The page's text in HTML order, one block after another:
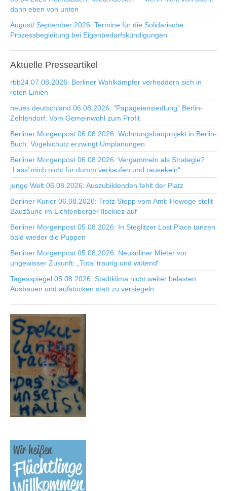
dann eben von unten
August/ September 2026: Termine für die Solidarische
Prozessbegleitung bei Eigenbedarfskündigungen
Aktuelle Presseartikel
rbb24 07.08.2026: Berliner Wahlkämpfer verheddern sich in
roten Linien
neues deutschland 06.08.2026: "Papageiensiedlung" Berlin-
Zehlendorf: Vom Gemeinwohl zum Profit
Berliner Morgenpost 06.08.2026: Wohnungsbauprojekt in Berlin-
Buch: Vogelschutz erzwingt Umplanungen
Berliner Morgenpost 06.08.2026: Vergammeln als Strategie?
„Lass’ mich nicht für dumm verkaufen und rausekeln“
junge Welt 06.08.2026: Auszubildenden fehlt der Platz
Berliner Kurier 06.08.2026: Trotz Stopp vom Amt: Howoge stellt
Bauzäune im Lichtenberger Ilsekiez auf
Berliner Morgenpost 05.08.2026: In Steglitzer Lost Place tanzen
bald wieder die Puppen
Berliner Morgenpost 05.08.2026: Neuköllner Mieter vor
ungewisser Zukunft: „Total traurig und wütend“
Tagesspiegel 05.08.2026: Stadtklima nicht weiter belasten:
Ausbauen und aufstocken statt zu versiegeln